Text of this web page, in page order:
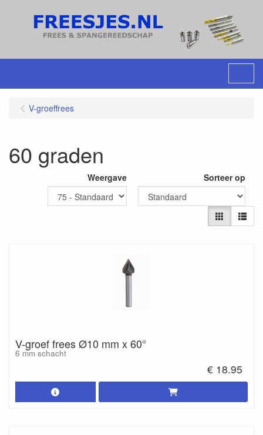
V-groeffrees
60 graden
Weergave Sorteer op
V-groef frees Ø10 mm x 60°
6 mm schacht
€ 18.95